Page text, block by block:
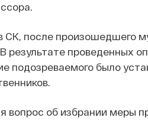
СК, после произошедшего
результате проведенных
подозреваемого было
вопрос об избрании меры